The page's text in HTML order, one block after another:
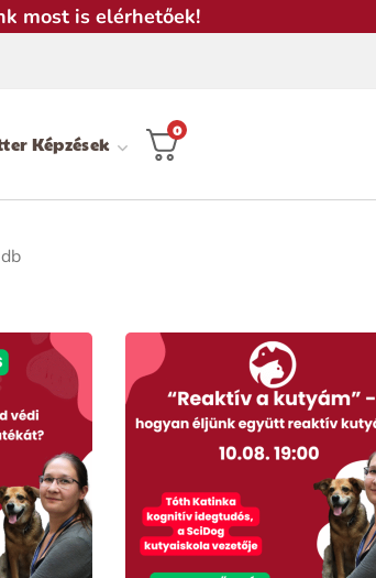
most is elérhetőek!
Képzések
0